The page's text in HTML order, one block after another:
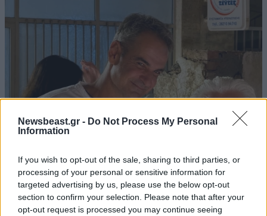
Newsbeast.gr - Do Not Process My Personal
Information
If you wish to opt-out of the sale, sharing to third parties, or
processing of your personal or sensitive information for
targeted advertising by us, please use the below opt-out
section to confirm your selection. Please note that after your
opt-out request is processed you may continue seeing
Στα Χανιά ο Κυριάκος Μητσοτάκης – Βραδινή
έξοδος με τη σύζυγό του Μαρέβα